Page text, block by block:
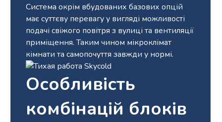
Система окрім вбудованих базових опцій
має суттєву перевагу у вигляді можливості
подачі свіжого повітря з вулиці та вентиляції
приміщення. Таким чином мікроклімат
кімнати та самопочуття завжди у нормі.
Особливість
комбінацій блоків